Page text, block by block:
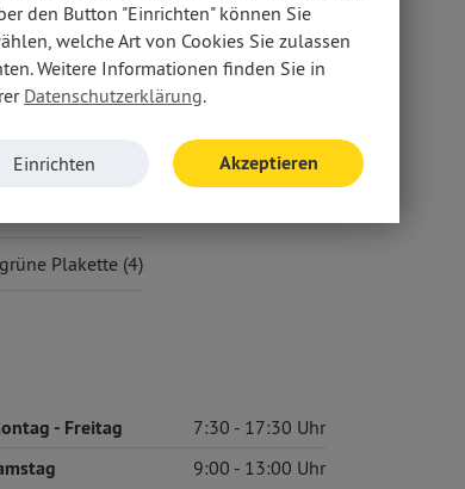
5,30 l/100 km
122 g/km
grüne Plakette (4)
- Freitag 7:30 17:30
9:00 13:00
den Button "Einrichten" können Sie
welche Art von Cookies Sie zulassen
Weitere Informationen finden Sie in
Datenschutzerklärung.
Einrichten Akzeptieren